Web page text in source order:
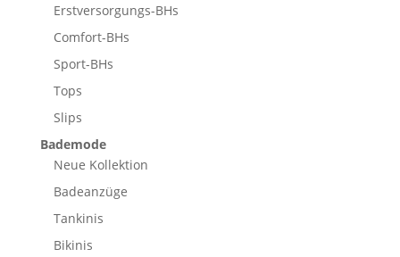
Erstversorgungs-BHs
Comfort-BHs
Sport-BHs
Tops
Slips
Bademode
Neue Kollektion
Badeanzüge
Tankinis
Bikinis